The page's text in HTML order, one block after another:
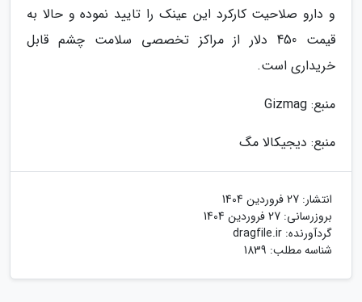
و دارو صلاحیت کارکرد این عینک را تایید نموده و حالا به
قیمت 450 دلار از مراکز تخصصی سلامت چشم قابل
خریداری است.
منبع: Gizmag
منبع: دیجیکالا مگ
انتشار: 27 فروردین 1404
بروزرسانی: 27 فروردین 1404
گردآورنده: dragfile.ir
شناسه مطلب: 1839